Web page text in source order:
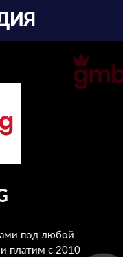
под любой
платим с 2010